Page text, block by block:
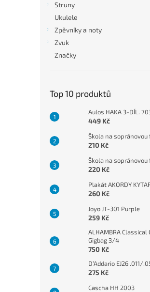
Struny
Ukulele
Zpěvníky a noty
Zvuk
Značky
Top 10 produktů
Aulos HAKA 3-DÍL.
449 Kč
Škola na
210 Kč
Škola na sopránovou
220 Kč
Plakát AKORDY
260 Kč
Joyo JT-301 Purple
259 Kč
ALHAMBRA Classical
Gigbag 3/4
750 Kč
D’Addario EJ26 .011/
275 Kč
Cascha HH 2003